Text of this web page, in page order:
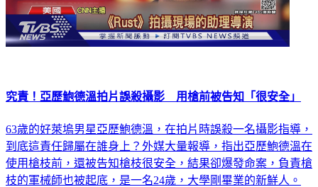
究責！亞歷鮑德溫拍片誤殺攝影 用槍前被告知「很安全」
63歲的好萊塢男星亞歷鮑德溫，在拍片時誤殺一名攝影指導，
到底這責任歸屬在誰身上？外媒大量報導，指出亞歷鮑德溫在
使用槍枝前，還被告知槍枝很安全，結果卻爆發命案，負責槍
枝的軍械師也被起底，是一名24歲，大學剛畢業的新鮮人。